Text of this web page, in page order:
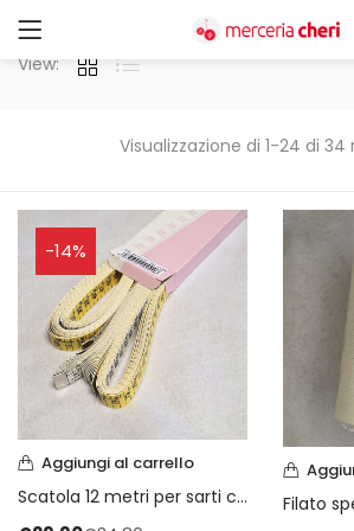
Ricordami
Password dimenticata?
Tutte le categorie
Accessori merceria (94)
Cesti portalavoro (8)
Aghi e spilli (24)
Applicazioni (26)
Borse (6)
Bottoni Vintage (204)
Lotti di Bottoni vintage (27)
Bottoni/alamari/automatici (46)
Alamari (5)
Visualizzazione di 1-24 di 34
View:
-14%
Aggiungi al carrello
Scatola 12 metri per sarti cm 150